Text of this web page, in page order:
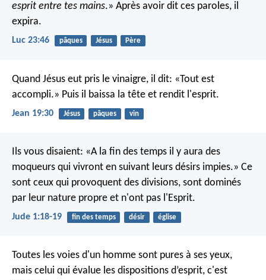
esprit entre tes mains.» Après avoir dit ces paroles, il
expira.
Luc 23:46 pâques Jésus Père
Quand Jésus eut pris le vinaigre, il dit: «Tout est
accompli.» Puis il baissa la tête et rendit l'esprit.
Jean 19:30 Jésus pâques vin
Ils vous disaient: «A la fin des temps il y aura des
moqueurs qui vivront en suivant leurs désirs impies.» Ce
sont ceux qui provoquent des divisions, sont dominés
par leur nature propre et n'ont pas l'Esprit.
Jude 1:18-19 fin des temps désir église
Toutes les voies d'un homme sont pures à ses yeux,
mais celui qui évalue les dispositions d’esprit, c'est